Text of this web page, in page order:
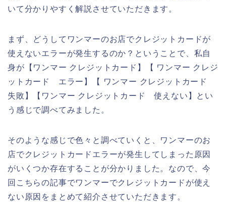
いて分かりやすく解説させていただきます。
まず、どうしてワンマーのお店でクレジットカードが
使えないエラーが発生するのか？ということで、私自
身が【ワンマー クレジットカード】【 ワンマー クレジ
ットカード エラー】【 ワンマー クレジットカード
失敗】【ワンマー クレジットカード 使えない】とい
う感じで調べてみました。
そのような感じで色々と調べていくと、ワンマーのお
店でクレジットカードエラーが発生してしまった原因
がいくつか存在することが分かりました。なので、今
回こちらの記事でワンマーでクレジットカードが使え
ない原因をまとめて紹介させていただきます。